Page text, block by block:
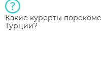
Какие курорты
Турции?